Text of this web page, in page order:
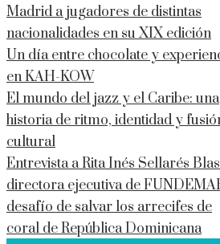
Madrid a jugadores de distintas
nacionalidades en su XIX edición
Un día entre chocolate y
en KAH-KOW
El mundo del jazz y el Caribe: una
historia de ritmo, identidad y
cultural
Entrevista a Rita Inés Sellarés
directora ejecutiva de
desafío de salvar los arrecifes de
coral de República Dominicana